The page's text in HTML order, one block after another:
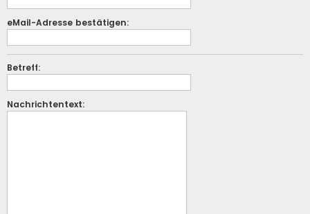
eMail-Adresse bestätigen:
Betreff:
Nachrichtentext: